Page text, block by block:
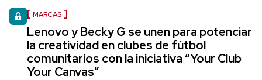
MARCAS
Lenovo y Becky G se unen para potenciar
la creatividad en clubes de fútbol
comunitarios con la iniciativa “Your Club
Your Canvas”